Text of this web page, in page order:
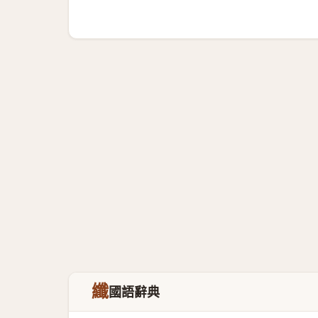
纖國語辭典